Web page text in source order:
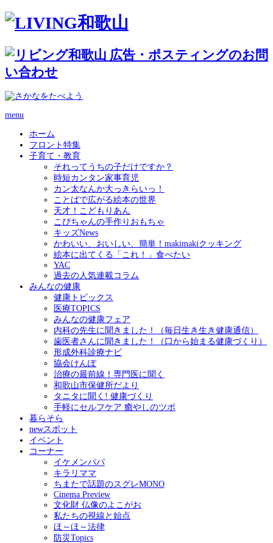
menu
ホーム
フロント特集
子育て・教育
それってうちの子だけですか？
時短カンタン家事育児
カン太なんか大っきらいっ！
ことばで広がる絵本の世界
天才！こどもりあん
こぴちゃんの手作りおもちゃ
キッズNews
かわいい、おいしい、簡単！makimakiクッキング
絵本に出てくる「これ！」食べたい
YAC
過去の人気連載コラム
みんなの健康
健康トピックス
医療TOPICS
みんなの健康フェア
内科の先生に聞きました！（毎日生き生き健康通信）
歯医者さんに聞きました！（口から始まる健康づくり）
形成外科診療ナビ
協会けんぽ
治療の最前線！専門医に聞く
和歌山市保健所だより
タニタに聞く! 健康づくり
手軽にセルフケア 癒やしのツボ
暮らそら
newスポット
イベント
コーナー
イケメンパパ
キラリママ
ちまたで話題のスグレMONO
Cinema Preview
文化財 仏像のよこがお
私たちの視線と始点
ほ～ほ～法律
防災Topics